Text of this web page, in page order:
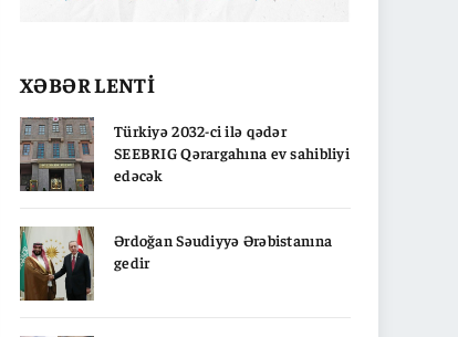
XƏBƏR LENTİ
Türkiyə 2032-ci ilə qədər
SEEBRIG Qərargahına ev sahibliyi
edəcək
Ərdoğan Səudiyyə Ərəbistanına
gedir